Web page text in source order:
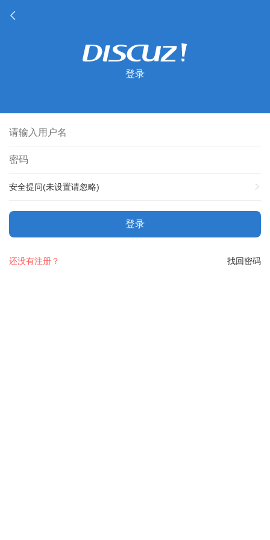
登录
安全提问(未设置请忽略)
登录
找回密码
还没有注册？